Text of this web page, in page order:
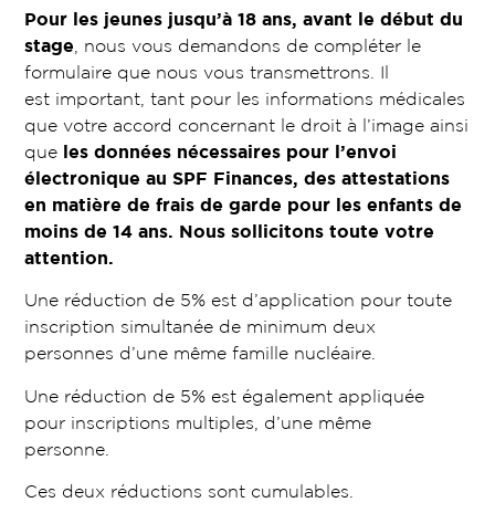
Pour les jeunes jusqu’à 18 ans, avant le début du
stage , nous vous demandons de compléter le
formulaire que nous vous transmettrons. Il
est important , tant pour les informations médicales
que votre accord concernant le droit à l’image ainsi
que les données nécessaires pour l’envoi
électronique au SPF Finances, des attestations
en matière de frais de garde pour les enfants de
moins de 14 ans. Nous sollicitons toute votre
attention.
Une réduction de 5% est d’application pour toute
inscription simultanée de minimum deux
personnes d’une même famille nucléaire.
Une réduction de 5% est également appliquée
pour inscriptions multiples, d’une même
personne.
Ces deux réductions sont cumulables.